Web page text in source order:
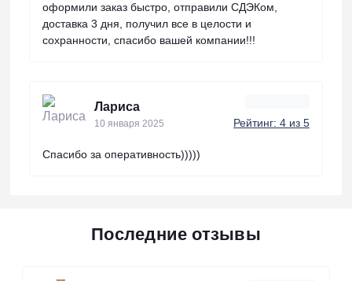
оформили заказ быстро, отправили СДЭКом,
доставка 3 дня, получил все в целости и
сохранности, спасибо вашей компании!!!
Лариса
10 января 2025 Рейтинг: 4 из 5
Спасибо за оперативность)))))
Последние отзывы